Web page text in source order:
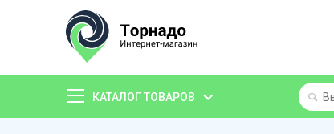
КАТАЛОГ ТОВАРОВ